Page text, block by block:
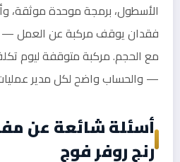
الأسطول، برمجة موحدة موثقة،
فقدان يوقف مركبة عن العمل —
مع الحجم. مركبة متوقفة ليوم
— والحساب واضح لكل مدير
أسئلة شائعة عن
رنج روفر فوج